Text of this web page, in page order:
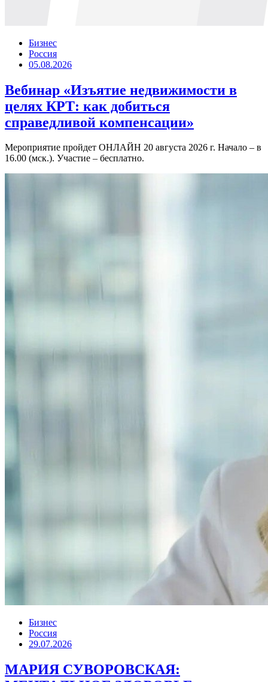
Бизнес
Россия
05.08.2026
Вебинар «Изъятие недвижимости в
целях КРТ: как добиться
справедливой компенсации»
Мероприятие пройдет ОНЛАЙН 20 августа 2026 г. Начало – в
16.00 (мск.). Участие – бесплатно.
Бизнес
Россия
29.07.2026
МАРИЯ СУВОРОВСКАЯ: